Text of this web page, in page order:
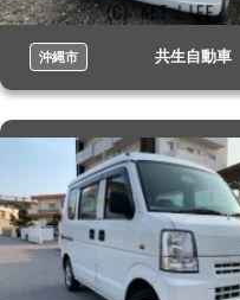
沖縄市 共生自動車